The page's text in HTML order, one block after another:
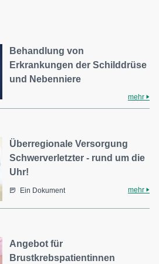
Behandlung von
Erkrankungen der Schilddrüse
und Nebenniere
mehr
Überregionale Versorgung
Schwerverletzter ‐ rund um die
Uhr!
Ein Dokument mehr
Angebot für
Brustkrebspatientinnen